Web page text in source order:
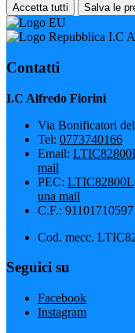
Accetta tutti Salva le
I.C
Contatti
I.C Alfredo Fiorini
Via Bonificatori
Tel: 0773740166
Email:
mail
PEC:
una mail
C.F.: 91101710597
Cod. mecc.
Seguici su
Facebook
Instagram